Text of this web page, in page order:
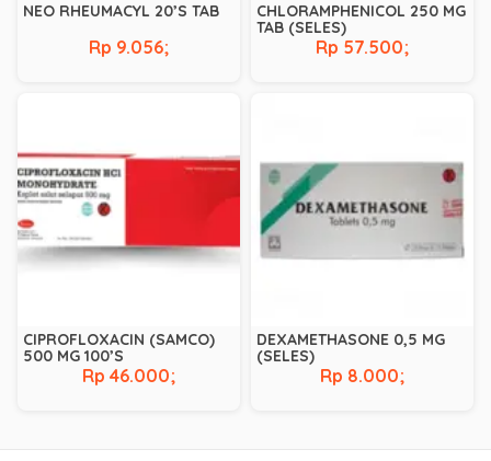
NEO RHEUMACYL 20’S TAB
Rp 9.056;
CHLORAMPHENICOL 250 MG
TAB (SELES)
Rp 57.500;
CIPROFLOXACIN (SAMCO)
500 MG 100’S
Rp 46.000;
DEXAMETHASONE 0,5 MG
(SELES)
Rp 8.000;